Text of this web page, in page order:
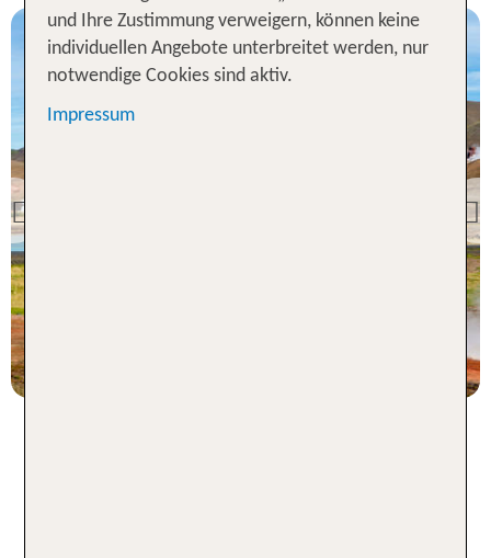
Previous
und Ihre Zustimmung verweigern, können keine
individuellen Angebote unterbreitet werden, nur
notwendige Cookies sind aktiv.
Impressum